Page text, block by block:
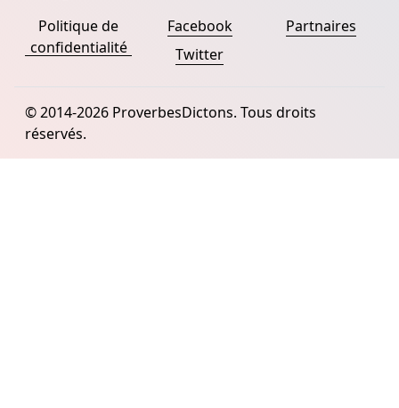
Politique de
confidentialité
Facebook
Twitter
Partnaires
© 2014-2026 ProverbesDictons. Tous droits
réservés.